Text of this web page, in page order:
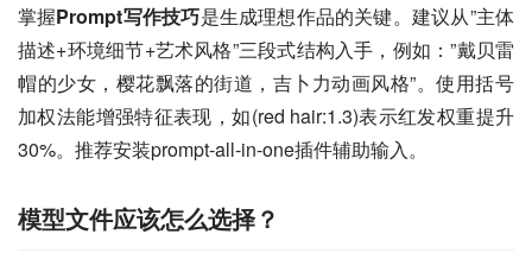
掌握Prompt写作技巧是生成理想作品的关键。建议从”主体
描述+环境细节+艺术风格”三段式结构入手，例如：”戴贝雷
帽的少女，樱花飘落的街道，吉卜力动画风格”。使用括号
加权法能增强特征表现，如(red hair:1.3)表示红发权重提升
30%。推荐安装prompt-all-in-one插件辅助输入。
模型文件应该怎么选择？